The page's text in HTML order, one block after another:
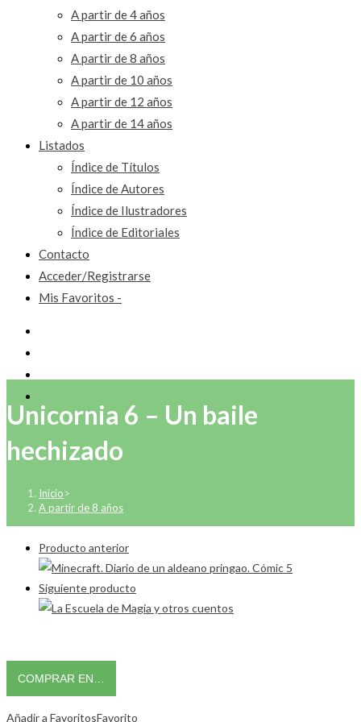
A partir de 4 años
A partir de 6 años
A partir de 8 años
A partir de 10 años
A partir de 12 años
A partir de 14 años
Listados
Índice de Títulos
Índice de Autores
Índice de Ilustradores
Índice de Editoriales
Contacto
Acceder/Registrarse
Mis Favoritos -
Unicornia 6 – Un baile
hechizado
Inicio>
A partir de 8 años
Producto anterior
Siguiente producto
COMPRAR EN…
Añadir a FavoritosFavorito